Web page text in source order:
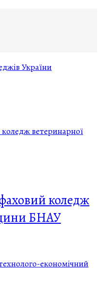
коледж
БНАУ